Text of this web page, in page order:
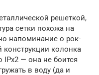
решеткой,
сетки похожа на
напоминание о рок-
конструкции колонка
IPx2 — она не боится
в воду (да и